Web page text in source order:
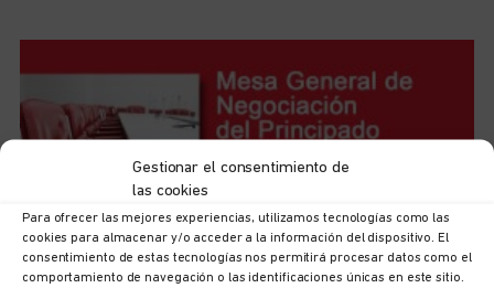
Gestionar el consentimiento de
las cookies
Para ofrecer las mejores experiencias, utilizamos tecnologías como las
cookies para almacenar y/o acceder a la información del dispositivo. El
consentimiento de estas tecnologías nos permitirá procesar datos como el
comportamiento de navegación o las identificaciones únicas en este sitio.